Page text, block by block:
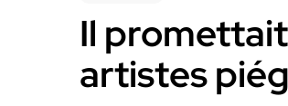
Il
artistes